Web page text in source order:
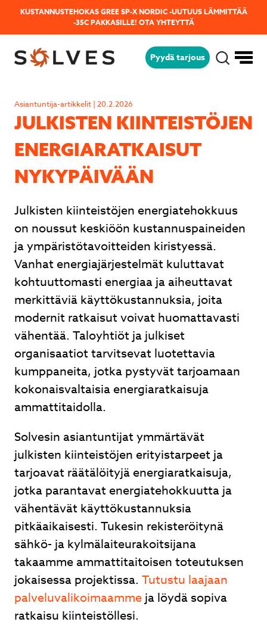
KUSTANNUSTEHOKAS GREE SP-X NORDIC -UUTUUS LÄMMITTÄÄ
-35C PAKKASILLE! OTA YHTEYTTÄ
Pyydä tarjous
Asiantuntija-artikkelit | 20.2.2026
JULKISTEN KIIN­TEIS­TÖ­JEN
ENER­GIA­RAT­KAI­SUT
NYKYPÄIVÄÄN
Julkisten kiinteistöjen energiatehokkuus
on noussut keskiöön kustannuspaineiden
ja ympäristötavoitteiden kiristyessä.
Vanhat energiajärjestelmät kuluttavat
kohtuuttomasti energiaa ja aiheuttavat
merkittäviä käyttökustannuksia, joita
modernit ratkaisut voivat huomattavasti
vähentää. Taloyhtiöt ja julkiset
organisaatiot tarvitsevat luotettavia
kumppaneita, jotka pystyvät tarjoamaan
kokonaisvaltaisia energiaratkaisuja
ammattitaidolla.
Solvesin asiantuntijat ymmärtävät
julkisten kiinteistöjen erityistarpeet ja
tarjoavat räätälöityjä energiaratkaisuja,
jotka parantavat energiatehokkuutta ja
vähentävät käyttökustannuksia
pitkäaikaisesti. Tukesin rekisteröitynä
sähkö- ja kylmälaiteurakoitsijana
takaamme ammattitaitoisen toteutuksen
jokaisessa projektissa. Tutustu laajaan
palveluvalikoimaamme ja löydä sopiva
ratkaisu kiinteistöllesi.
Jäikö sinulla kysyttävää?
Lähetä kysymyksesi helposti tämän
lomakkeen avulla niin vastaamme sinulle
mahdollisimman pian!
Lähetä
Ilmalämpöpumpusta nopea tarjous, nopea
toimitus ja ammattitaitoinen asennus. Hyvät
neuvot kaupan päälle.
Page
of